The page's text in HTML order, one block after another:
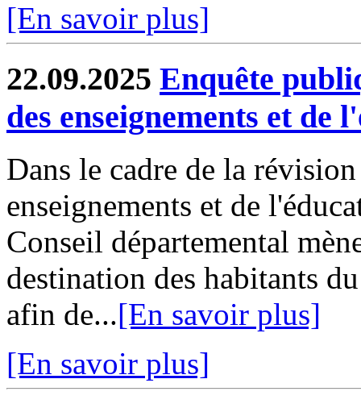
[En savoir plus]
22.09.2025 Enquête
des enseignements et
Dans le cadre de la
enseignements et de
Conseil départemental
destination des habitants
afin de...[En savoir plus]
[En savoir plus]